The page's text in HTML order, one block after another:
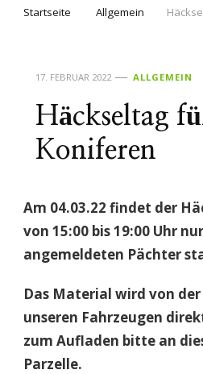
Startseite Allgemein
17. FEBRUAR 2022 ALLGEMEIN
Häckseltag
Koniferen
Am 04.03.22 findet der
von 15:00 bis 19:00 Uhr
angemeldeten Pächter
Das Material wird von
unseren Fahrzeugen
zum Aufladen bitte an
Parzelle.